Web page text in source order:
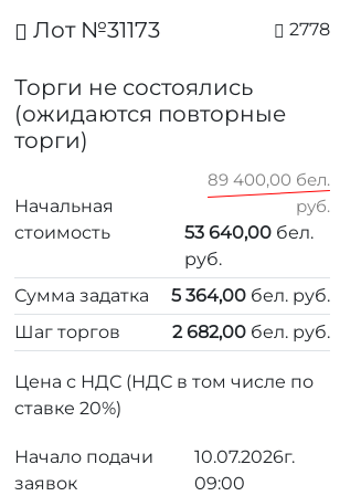
Лот №31173 2778
Торги не состоялись
(ожидаются повторные
торги)
Начальная
стоимость
89 400,00 бел.
руб.
53 640,00 бел.
руб.
Сумма задатка
5 364,00 бел. руб.
Шаг торгов
2 682,00 бел. руб.
Цена с НДС (НДС в том числе по
ставке 20%)
Начало подачи
заявок
10.07.2026г.
09:00